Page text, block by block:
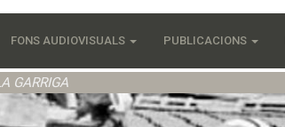
FONS AUDIOVISUALS PUBLICACIONS
GARRIGA